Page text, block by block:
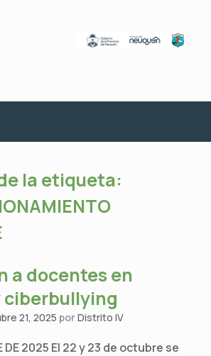
la etiqueta:
a docentes en
ciberbullying
21, 2025 porDistrito IV
DE 2025 El 22 y 23 de octubre se